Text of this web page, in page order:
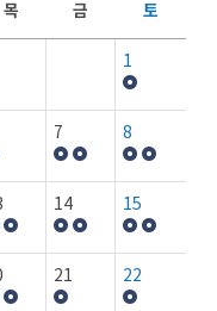
목 금 토
1
7 8
14 15
21 22